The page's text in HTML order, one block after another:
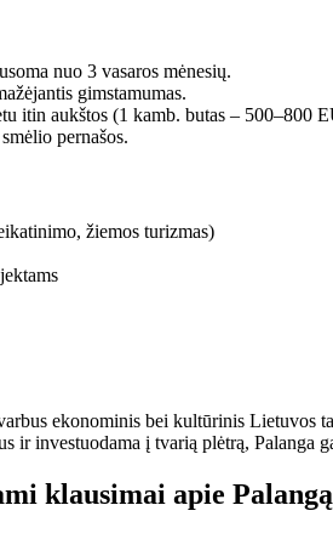
nuo 3 vasaros mėnesių.
gimstamumas.
itin aukštos (1 kamb. butas – 500–800
pernašos.
žiemos turizmas)
ekonominis bei kultūrinis
ir investuodama į tvarią plėtrą, Palanga
klausimai apie Palangą